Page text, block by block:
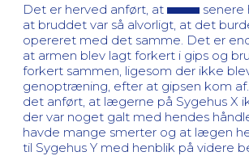
Det er herved anført, at
senere
at bruddet var så alvorligt, at det
opereret med det samme. Det er
at armen blev lagt forkert i gips og
forkert sammen, ligesom der ikke
genoptræning, efter at gipsen kom
det anført, at lægerne på Sygehus X
der var noget galt med hendes
havde mange smerter og at lægen
til Sygehus Y med henblik på videre